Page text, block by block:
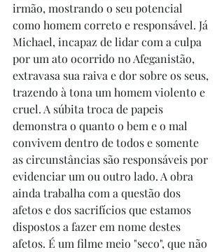
irmão, mostrando o seu potencial
como homem correto e responsável. Já
Michael, incapaz de lidar com a culpa
por um ato ocorrido no Afeganistão,
extravasa sua raiva e dor sobre os seus,
trazendo à tona um homem violento e
cruel. A súbita troca de papeis
demonstra o quanto o bem e o mal
convivem dentro de todos e somente
as circunstâncias são responsáveis por
evidenciar um ou outro lado. A obra
ainda trabalha com a questão dos
afetos e dos sacrifícios que estamos
dispostos a fazer em nome destes
afetos. É um filme meio "seco", que não